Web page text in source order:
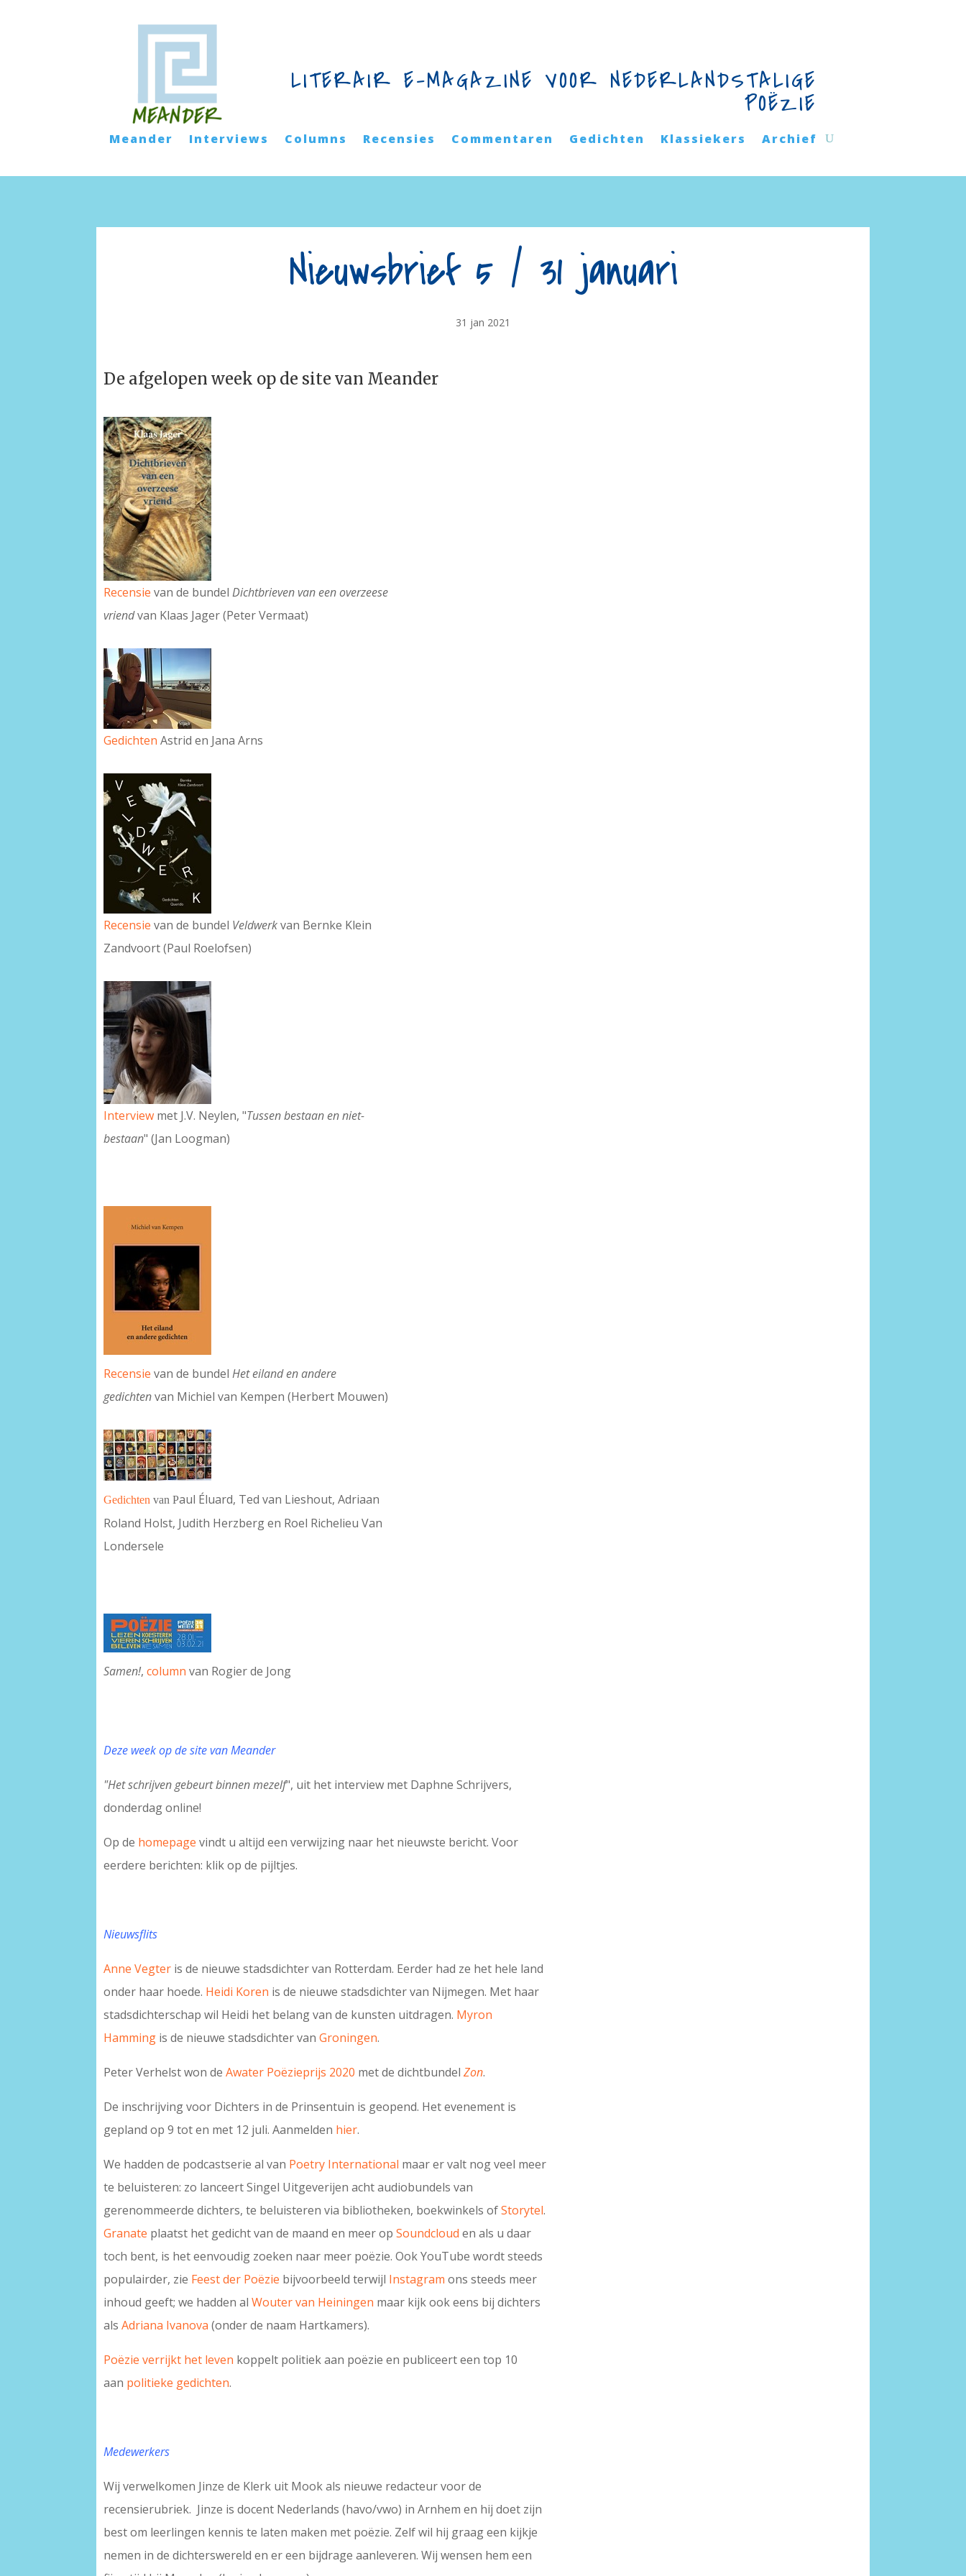
LITERAIR E-MAGAZINE VOOR NEDERLANDSTALIGE
POËZIE
Meander Interviews Columns Recensies Commentaren Gedichten Klassiekers Archief
Nieuwsbrief 5 / 31 januari
31 jan 2021
De afgelopen week op de site van Meander
Recensie van de bundelDichtbrieven van een overzeese
vriendvan Klaas Jager (Peter Vermaat)
Gedichten Astrid en Jana Arns
Recensie van de bundel Veldwerkvan Bernke Klein
Zandvoort (Paul Roelofsen)
Interview met J.V. Neylen, "Tussen bestaan en niet-
bestaan" (Jan Loogman)
Recensie van de bundelHet eiland en andere
gedichten van Michiel van Kempen (Herbert Mouwen)
Gedichten van Paul Éluard, Ted van Lieshout, Adriaan
Roland Holst, Judith Herzberg en Roel Richelieu Van
Londersele
Samen!,column van Rogier de Jong
Deze week op de site van Meander
"Het schrijven gebeurt binnen mezelf", uit het interview met Daphne Schrijvers,
donderdag online!
Op de homepage vindt u altijd een verwijzing naar het nieuwste bericht. Voor
eerdere berichten: klik op de pijltjes.
Nieuwsflits
Anne Vegter is de nieuwe stadsdichter van Rotterdam. Eerder had ze het hele land
onder haar hoede. Heidi Koren is de nieuwe stadsdichter van Nijmegen. Met haar
stadsdichterschap wil Heidi het belang van de kunsten uitdragen. Myron
Hamming is de nieuwe stadsdichter vanGroningen.
Peter Verhelst won deAwater Poëzieprijs 2020 met de dichtbundelZon.
De inschrijving voor Dichters in de Prinsentuin is geopend. Het evenement is
gepland op 9 tot en met 12 juli. Aanmelden hier.
We hadden de podcastserie al van Poetry International maar er valt nog veel meer
te beluisteren: zo lanceert Singel Uitgeverijen acht audiobundels van
gerenommeerde dichters, te beluisteren via bibliotheken, boekwinkels ofStorytel.
Granate plaatst het gedicht van de maand en meer opSoundcloud en als u daar
toch bent, is het eenvoudig zoeken naar meer poëzie. Ook YouTube wordt steeds
populairder, zie Feest der Poëzie bijvoorbeeld terwijl Instagram ons steeds meer
inhoud geeft; we hadden alWouter van Heiningen maar kijk ook eens bij dichters
alsAdriana Ivanova (onder de naam Hartkamers).
Poëzie verrijkt het leven koppelt politiek aan poëzie en publiceert een top 10
aan politieke gedichten.
Medewerkers
Wij verwelkomen Jinze de Klerk uit Mook als nieuwe redacteur voor de
recensierubriek. Jinze is docent Nederlands (havo/vwo) in Arnhem en hij doet zijn
best om leerlingen kennis te laten maken met poëzie. Zelf wil hij graag een kijkje
nemen in de dichterswereld en er een bijdrage aanleveren. Wij wensen hem een